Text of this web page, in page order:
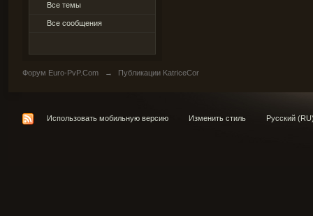
Все темы
Все сообщения
Форум Euro-PvP.Com → Публикации KatriceCor
Использовать мобильную версию Изменить стиль Русский